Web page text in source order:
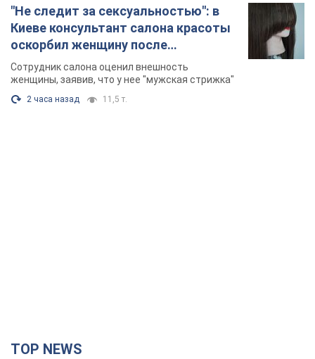
"Не следит за сексуальностью": в
Киеве консультант салона красоты
оскорбил женщину после
химиотерапии, разгорелся скандал.
Фото
Сотрудник салона оценил внешность
женщины, заявив, что у нее "мужская стрижка"
2 часа назад 11,5 т.
TOP NEWS